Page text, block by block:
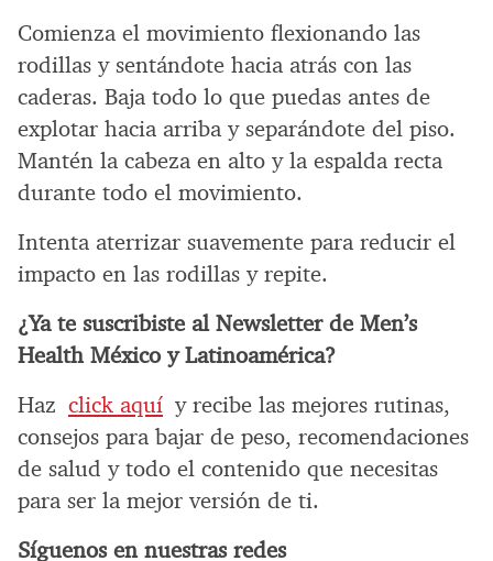
Comienza el movimiento flexionando las
rodillas y sentándote hacia atrás con las
caderas. Baja todo lo que puedas antes de
explotar hacia arriba y separándote del piso.
Mantén la cabeza en alto y la espalda recta
durante todo el movimiento.
Intenta aterrizar suavemente para reducir el
impacto en las rodillas y repite.
¿Ya te suscribiste al Newsletter de Men’s
Health México y Latinoamérica?
Haz click aquí y recibe las mejores rutinas,
consejos para bajar de peso, recomendaciones
de salud y todo el contenido que necesitas
para ser la mejor versión de ti.
Síguenos en nuestras redes